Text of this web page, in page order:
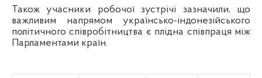
Також учасники робочої зустрічі зазначили, що
важливим напрямом українсько-індонезійського
політичного співробітництва є плідна співпраця між
Парламентами країн.